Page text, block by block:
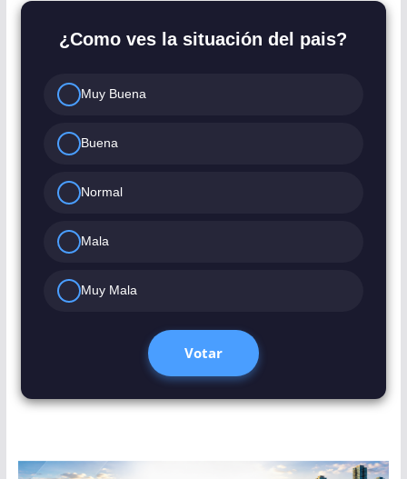
¿Como ves la situación del pais?
Muy Buena
Buena
Normal
Mala
Muy Mala
Votar